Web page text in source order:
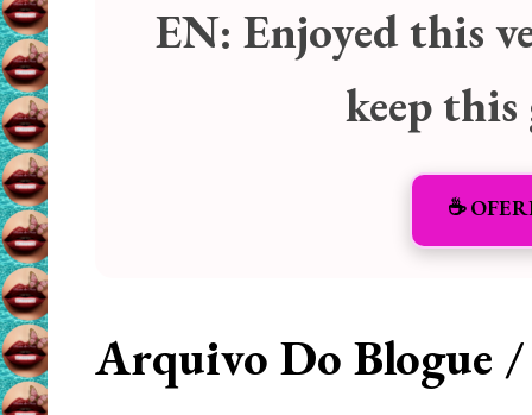
EN: Enjoyed this
keep
☕️
Arquivo Do Blogue